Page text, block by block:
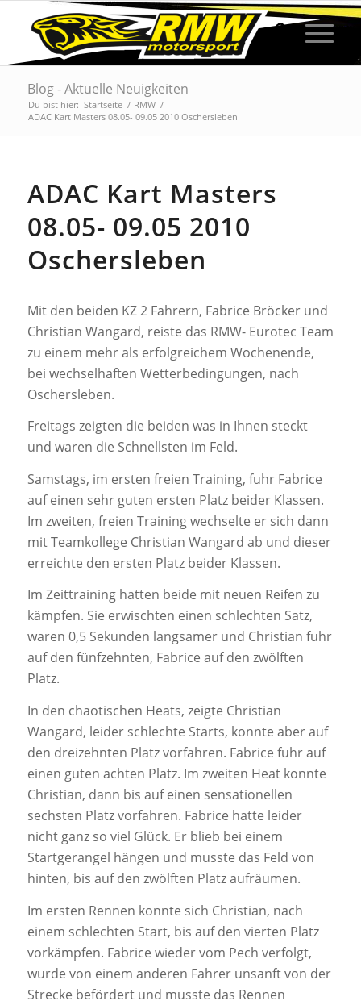
Blog - Aktuelle Neuigkeiten
Du bist hier: Startseite / RMW /
ADAC Kart Masters 08.05- 09.05 2010 Oschersleben
ADAC Kart Masters
08.05- 09.05 2010
Oschersleben
Mit den beiden KZ 2 Fahrern, Fabrice Bröcker und
Christian Wangard, reiste das RMW- Eurotec Team
zu einem mehr als erfolgreichem Wochenende,
bei wechselhaften Wetterbedingungen, nach
Oschersleben.
Freitags zeigten die beiden was in Ihnen steckt
und waren die Schnellsten im Feld.
Samstags, im ersten freien Training, fuhr Fabrice
auf einen sehr guten ersten Platz beider Klassen.
Im zweiten, freien Training wechselte er sich dann
mit Teamkollege Christian Wangard ab und dieser
erreichte den ersten Platz beider Klassen.
Im Zeittraining hatten beide mit neuen Reifen zu
kämpfen. Sie erwischten einen schlechten Satz,
waren 0,5 Sekunden langsamer und Christian fuhr
auf den fünfzehnten, Fabrice auf den zwölften
Platz.
In den chaotischen Heats, zeigte Christian
Wangard, leider schlechte Starts, konnte aber auf
den dreizehnten Platz vorfahren. Fabrice fuhr auf
einen guten achten Platz. Im zweiten Heat konnte
Christian, dann bis auf einen sensationellen
sechsten Platz vorfahren. Fabrice hatte leider
nicht ganz so viel Glück. Er blieb bei einem
Startgerangel hängen und musste das Feld von
hinten, bis auf den zwölften Platz aufräumen.
Im ersten Rennen konnte sich Christian, nach
einem schlechten Start, bis auf den vierten Platz
vorkämpfen. Fabrice wieder vom Pech verfolgt,
wurde von einem anderen Fahrer unsanft von der
Strecke befördert und musste das Rennen